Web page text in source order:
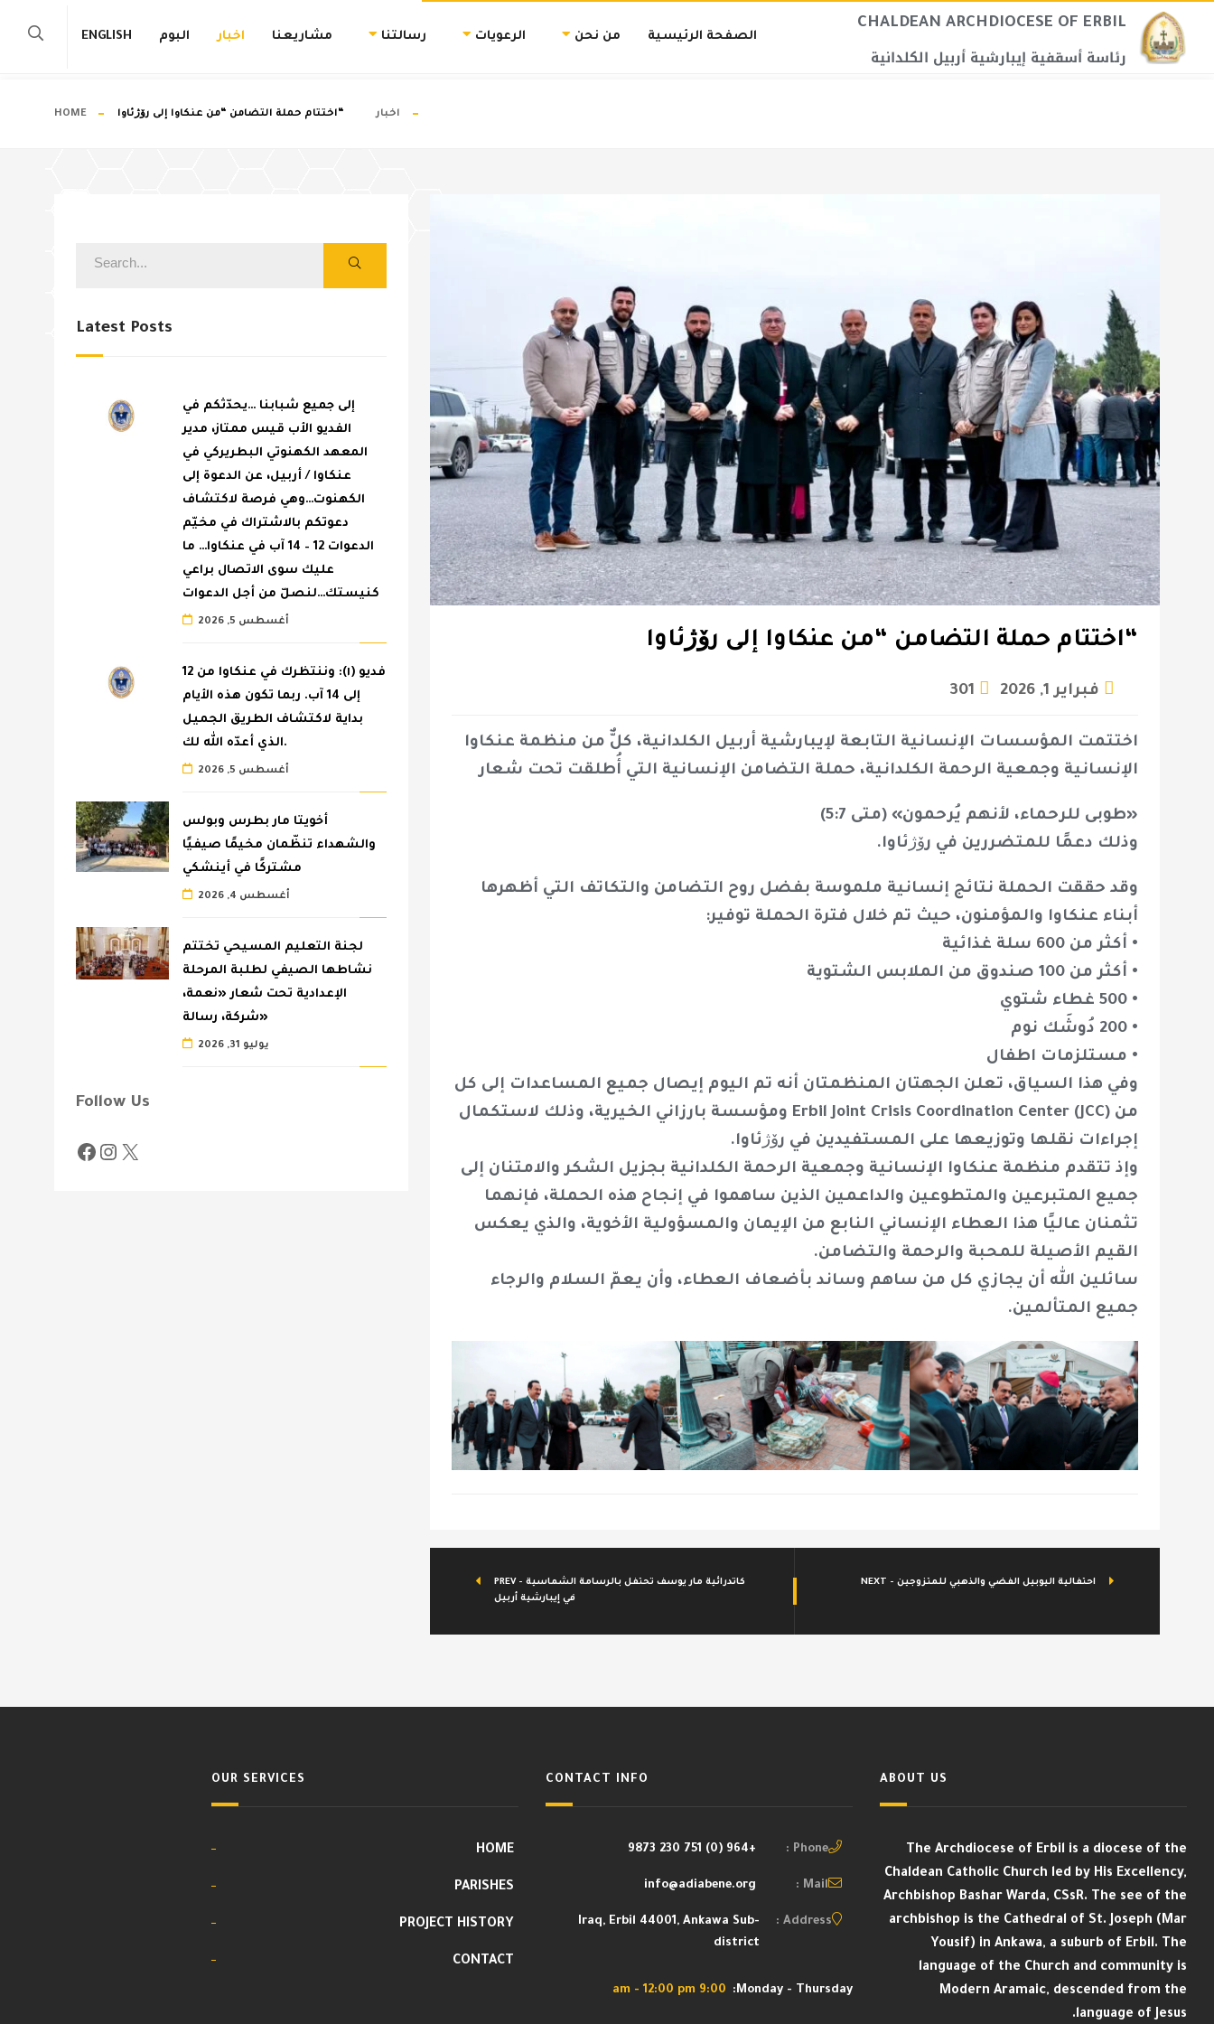
CHALDEAN ARCHDIOCESE OF ERBIL​
رئاسة أسقفية إيبارشية أربيل الكلدانية
الصفحة الرئيسية من نحن الرعويات رسالتنا مشاريعنا اخبار البوم ENGLISH
HOME اخبار “اختتام حملة التضامن “من عنكاوا إلى رۆژئاوا
“اختتام حملة التضامن “من عنكاوا إلى رۆژئاوا
فبراير 1, 2026 301
اختتمت المؤسسات الإنسانية التابعة لإيبارشية أربيل الكلدانية، كلٌّ من منظمة عنكاوا
الإنسانية وجمعية الرحمة الكلدانية، حملة التضامن الإنسانية التي أُطلقت تحت شعار
«طوبى للرحماء، لأنهم يُرحمون» (متى 5:7)
وذلك دعمًا للمتضررين في رۆژئاوا.
وقد حققت الحملة نتائج إنسانية ملموسة بفضل روح التضامن والتكاتف التي أظهرها
أبناء عنكاوا والمؤمنون، حيث تم خلال فترة الحملة توفير:
• أكثر من 600 سلة غذائية
• أكثر من 100 صندوق من الملابس الشتوية
• 500 غطاء شتوي
• 200 دُوشَك نوم
• مستلزمات اطفال
وفي هذا السياق، تعلن الجهتان المنظمتان أنه تم اليوم إيصال جميع المساعدات إلى كل
من Erbil Joint Crisis Coordination Center (JCC) ومؤسسة بارزاني الخيرية، وذلك لاستكمال
إجراءات نقلها وتوزيعها على المستفيدين في رۆژئاوا.
وإذ تتقدم منظمة عنكاوا الإنسانية وجمعية الرحمة الكلدانية بجزيل الشكر والامتنان إلى
جميع المتبرعين والمتطوعين والداعمين الذين ساهموا في إنجاح هذه الحملة، فإنهما
تثمنان عاليًا هذا العطاء الإنساني النابع من الإيمان والمسؤولية الأخوية، والذي يعكس
القيم الأصيلة للمحبة والرحمة والتضامن.
سائلين الله أن يجازي كل من ساهم وساند بأضعاف العطاء، وأن يعمّ السلام والرجاء
جميع المتألمين.
PREV - كاتدرائية مار يوسف تحتفل بالرسامة الشماسية
في إيبارشية أربيل
NEXT - احتفالية اليوبيل الفضي والذهبي للمتزوجين
Latest Posts
إلى جميع شبابنا …يحدّثكم في
الفديو الأب قيس ممتاز، مدير
المعهد الكهنوتي البطريركي في
عنكاوا / أربيل، عن الدعوة إلى
الكهنوت…وهي فرصة لاكتشاف
دعوتكم بالاشتراك في مخيّم
الدعوات 12 – 14 آب في عنكاوا… ما
عليك سوى الاتصال براعي
كنيستك…لنصلّ من أجل الدعوات
أغسطس 5, 2026
فديو (١): وننتظرك في عنكاوا من 12
إلى 14 آب. ربما تكون هذه الأيام
بداية لاكتشاف الطريق الجميل
الذي أعدّه الله لك.
أغسطس 5, 2026
أخويتا مار بطرس وبولس
والشهداء تنظّمان مخيمًا صيفيًا
مشتركًا في أينشكي
أغسطس 4, 2026
لجنة التعليم المسيحي تختتم
نشاطها الصيفي لطلبة المرحلة
الإعدادية تحت شعار «نعمة،
شركة، رسالة»
يوليو 31, 2026
Follow Us
ABOUT US
The Archdiocese of Erbil is a diocese of the
Chaldean Catholic Church led by His Excellency,
Archbishop Bashar Warda, CSsR. The see of the
archbishop is the Cathedral of St. Joseph (Mar
Yousif) in Ankawa, a suburb of Erbil. The
language of the Church and community is
Modern Aramaic, descended from the
language of Jesus.
CONTACT INFO
Phone :
+964 (0) 751 230 9873
Mail :
info@adiabene.org
Address :
Iraq, Erbil 44001, Ankawa Sub-
district
Monday - Thursday:
9:00 am - 12:00 pm
OUR SERVICES
HOME
PARISHES
PROJECT HISTORY
CONTACT